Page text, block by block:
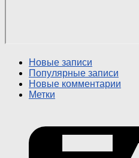
Новые записи
Популярные записи
Новые комментарии
Метки